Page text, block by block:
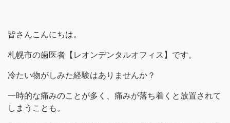
皆さんこんにちは。
札幌市の歯医者【レオンデンタルオフィス】です。
冷たい物がしみた経験はありませんか？
一時的な痛みのことが多く、痛みが落ち着くと放置されて
しまうことも。